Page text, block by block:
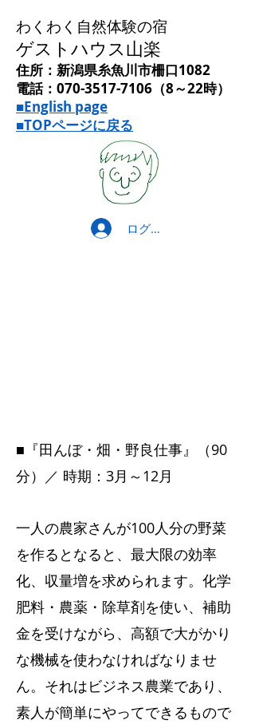
わくわく自然体験の宿
ゲストハウス山楽
住所：新潟県糸魚川市柵口1082
電話：070-3517-7106（8～22時）
■English page
■TOPページに戻る
ログイン
■『田んぼ・畑・野良仕事』（90
分）／ 時期：3月～12月
一人の農家さんが100人分の野菜
を作るとなると、最大限の効率
化、収量増を求められます。化学
肥料・農薬・除草剤を使い、補助
金を受けながら、高額で大がかり
な機械を使わなければなりませ
ん。それはビジネス農業であり、
素人が簡単にやってできるもので